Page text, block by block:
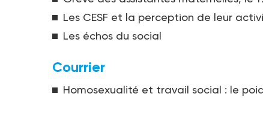
Les CESF et la perception de leur
Les échos du social
Courrier
Homosexualité et travail social : le